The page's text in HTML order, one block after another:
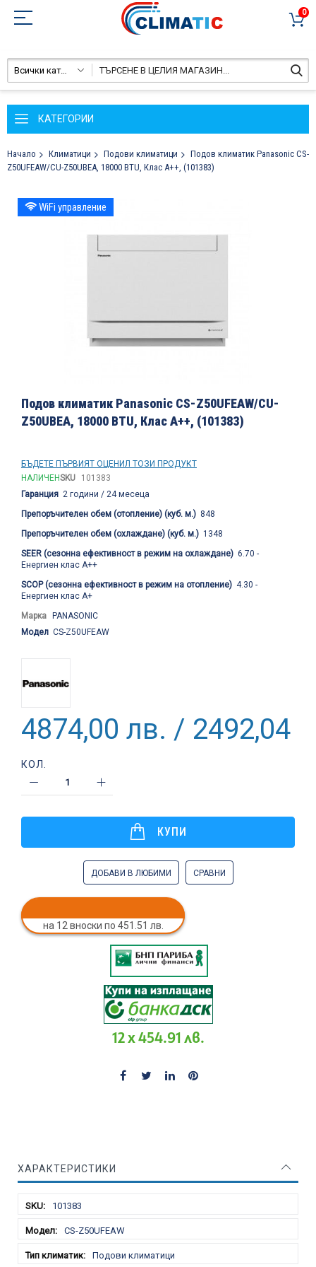
0
Всички категории
КАТЕГОРИИ
Начало Климатици Подови климатици
Подов климатик Panasonic CS-
Z50UFEAW/CU-Z50UBEA, 18000 BTU, Клас A++, (101383)
Преминете
към
WiFi управление
към
началото
на
снимки
Подов климатик Panasonic CS-Z50UFEAW/CU-
Z50UBEA, 18000 BTU, Клас A++, (101383)
БЪДЕТЕ ПЪРВИЯТ ОЦЕНИЛ ТОЗИ ПРОДУКТ
НАЛИЧЕНSKU
101383
Гаранция 2 години / 24 месеца
Препоръчителен обем (отопление) (куб. м.) 848
Препоръчителен обем (охлаждане) (куб. м.) 1348
SEER (сезонна ефективност в режим на охлаждане) 6.70 -
Енергиен клас A++
SCOP (сезонна ефективност в режим на отопление) 4.30 -
Енергиен клас A+
Марка PANASONIC
Модел CS-Z50UFEAW
4874,00 лв. / 2492,04 €
КОЛ.
КУПИ
ДОБАВИ В ЛЮБИМИ СРАВНИ
на 12 вноски по 451.51 лв.
12 x 454.91 лв.
ХАРАКТЕРИСТИКИ
101383
CS-Z50UFEAW
Подови климатици